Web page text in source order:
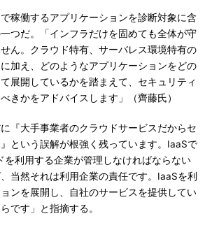
稼働するアプリケーションを診断対象に含
つだ。「インフラだけを固めても全体が守
ん。クラウド特有、サーバレス環境特有の
加え、どのようなアプリケーションをどの
展開しているかを踏まえて、セキュリティ
きかをアドバイスします」（齊藤氏）
『大手事業者のクラウドサービスだからセ
という誤解が根強く残っています。IaaSで
を利用する企業が管理しなければならない
当然それは利用企業の責任です。IaaSを利
ンを展開し、自社のサービスを提供してい
です」と指摘する。